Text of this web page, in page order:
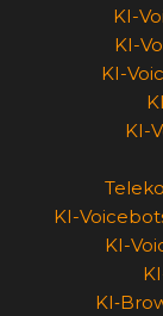
KI-
KI-
KI-
KI-
KI-
KI-